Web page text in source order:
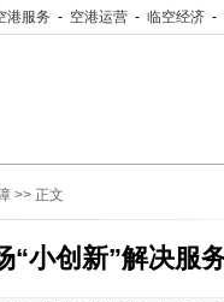
港服务 - 空港运营 - 临空经济 -
>> 正文
“小创新”解决服